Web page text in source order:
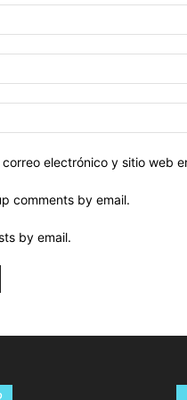
electrónico y sitio web
comments by email.
by email.